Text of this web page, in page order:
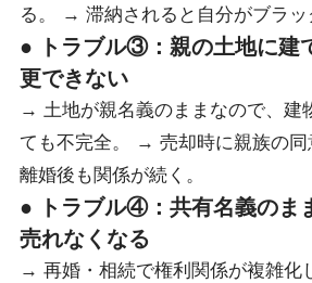
る。 → 滞納されると自分がブラッ
● トラブル③：親の土地に建
更できない
→ 土地が親名義のままなので、建
ても不完全。 → 売却時に親族の同
離婚後も関係が続く。
● トラブル④：共有名義のま
売れなくなる
→ 再婚・相続で権利関係が複雑化